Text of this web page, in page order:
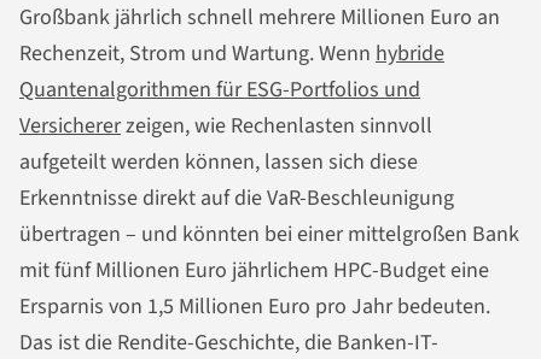
Großbank jährlich schnell mehrere Millionen Euro an
Rechenzeit, Strom und Wartung. Wenn hybride
Quantenalgorithmen für ESG-Portfolios und
Versichererzeigen, wie Rechenlasten sinnvoll
aufgeteilt werden können, lassen sich diese
Erkenntnisse direkt auf die VaR-Beschleunigung
übertragen – und könnten bei einer mittelgroßen Bank
mit fünf Millionen Euro jährlichem HPC-Budget eine
Ersparnis von 1,5 Millionen Euro pro Jahr bedeuten.
Das ist die Rendite-Geschichte, die Banken-IT-